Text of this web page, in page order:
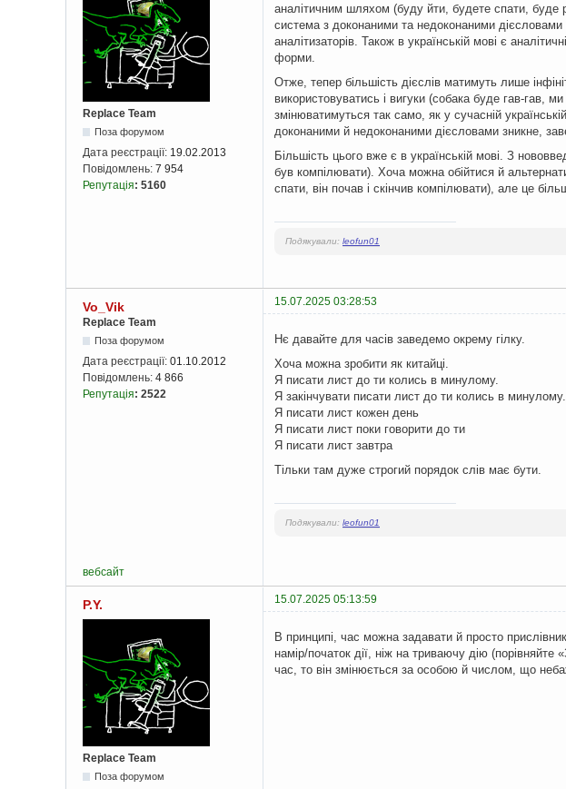
Replace Team
Поза форумом
Дата реєстрації: 19.02.2013
Повідомлень: 7 954
Репутація: 5160
аналітичним шляхом (буду йти, будете спати,
система з доконаними та недоконаними дієсловами
аналітизаторів. Також в українській мові є
форми.
Отже, тепер більшість дієслів матимуть лише
використовуватись і вигуки (собака буде гав-гав,
змінюватимуться так само, як у сучасній
доконаними й недоконаними дієсловами зникне,
Більшість цього вже є в українській мові. З
був компілювати). Хоча можна обійтися й
спати, він почав і скінчив компілювати), але це
Подякували: leofun01
Vo_Vik
15.07.2025 03:28:53
Replace Team
Поза форумом
Дата реєстрації: 01.10.2012
Повідомлень: 4 866
Репутація: 2522
Нє давайте для часів заведемо окрему гілку.
Хоча можна зробити як китайці.
Я писати лист до ти колись в минулому.
Я закінчувати писати лист до ти колись в минулому.
Я писати лист кожен день
Я писати лист поки говорити до ти
Я писати лист завтра
Тільки там дуже строгий порядок слів має бути.
Подякували: leofun01
вебсайт
P.Y. 15.07.2025 05:13:59
Replace Team
Поза форумом
В принципі, час можна задавати й просто
намір/початок дії, ніж на триваючу дію
час, то він змінюється за особою й числом, що